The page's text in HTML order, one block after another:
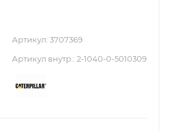
Артикул: 3707369
Артикул внутр.: 2-1040-0-5010309